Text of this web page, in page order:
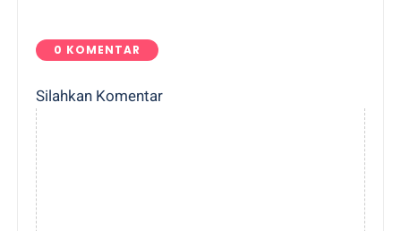
0 KOMENTAR
Silahkan Komentar